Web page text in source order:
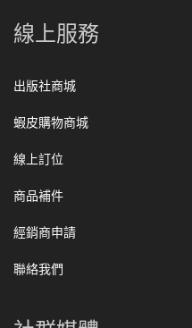
線上服務
出版社商城
蝦皮購物商城
線上訂位
商品補件
經銷商申請
聯絡我們